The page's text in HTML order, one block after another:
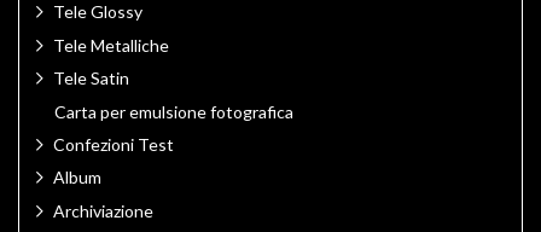
Tele Glossy
Tele Metalliche
Tele Satin
Carta per emulsione fotografica
Confezioni Test
Album
Archiviazione